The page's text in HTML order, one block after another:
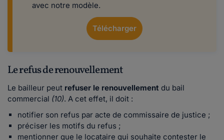
avec notre modèle.
Télécharger
Le refus de renouvellement
Le bailleur peut refuser le renouvellement du bail
commercial (10). A cet effet, il doit :
notifier son refus par acte de commissaire de justice ;
préciser les motifs du refus ;
mentionner que le locataire qui souhaite contester le